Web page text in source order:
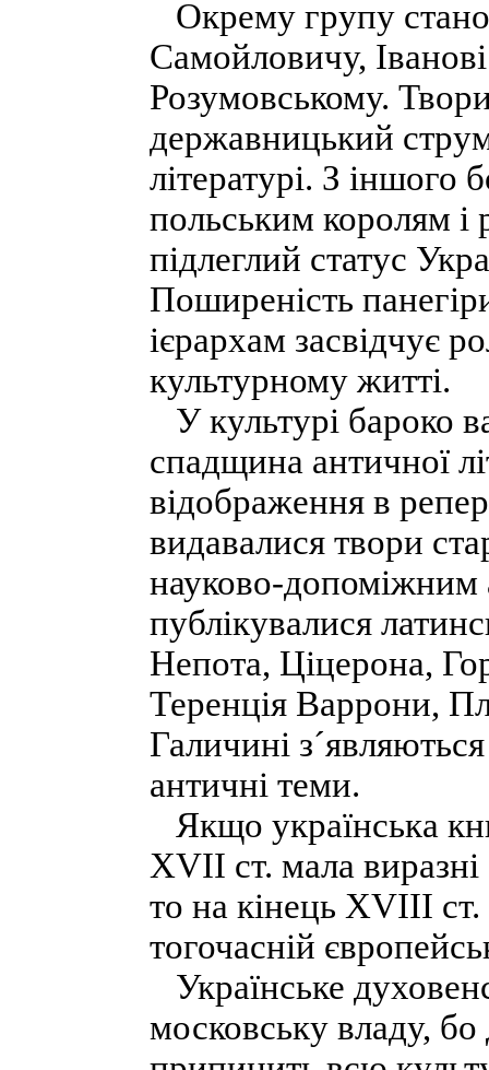
Окрему групу
Самойловичу,
Розумовському.
державницький
літературі. З іншого
польським королям і
підлеглий статус
Поширеність
ієрархам засвідчує
культурному житті.
У культурі бароко
спадщина античної
відображення в
видавалися твори
науково-
публікувалися
Непота, Ціцерона,
Теренція Варрони,
Галичині
античні теми.
Якщо українська
XVII ст. мала виразні
то на кінець XVIII
тогочасній
Українське
московську владу,